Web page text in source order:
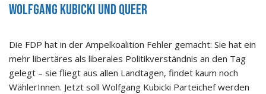
Wolfgang Kubicki und Queer
Die FDP hat in der Ampelkoalition Fehler gemacht: Sie hat ein
mehr libertäres als liberales Politikverständnis an den Tag
gelegt – sie fliegt aus allen Landtagen, findet kaum noch
WählerInnen. Jetzt soll Wolfgang Kubicki Parteichef werden